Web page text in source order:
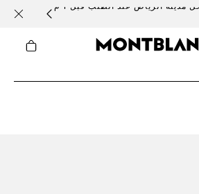
توصيل في نفس اليوم داخل مدينة الرياض عند الطلب قبل 1 م